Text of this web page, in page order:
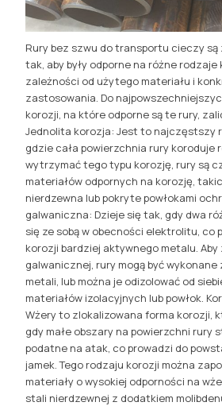
Rury bez szwu do transportu cieczy
tak, aby były odporne na różne rodzaje
zależności od użytego materiału i
zastosowania. Do
korozji, na które odporne są te rury,
Jednolita korozja: Jest to najczęstszy
gdzie cała powierzchnia rury koroduje
wytrzymać tego typu korozję, rury są
materiałów odpornych na korozję,
nierdzewna lub pokryte powłokami
galwaniczna: Dzieje się tak, gdy dwa
się ze sobą w obecności elektrolitu, co
korozji bardziej aktywnego metalu.
galwanicznej, rury mogą być wykonane
metali, lub można je odizolować od
materiałów izolacyjnych lub powłok.
Wżery to zlokalizowana forma korozji,
gdy małe obszary na powierzchni rury
podatne na atak, co prowadzi do
jamek. Tego rodzaju korozji można
materiały o wysokiej odporności na
stali nierdzewnej z dodatkiem